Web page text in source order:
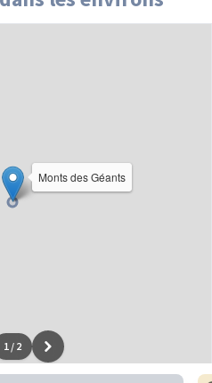
Monts des Géants
/ODbL - renduOSM France
1 / 2